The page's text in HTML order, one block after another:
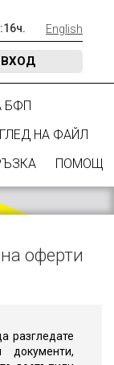
:16ч. English
ВХОД
БФП
НА ФАЙЛ
ПОМОЩ
оферти
разгледате